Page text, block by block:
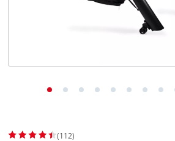
(112)